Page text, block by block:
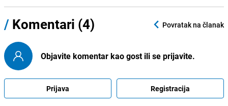
/ Komentari (4) Povratak na članak
Objavite komentar kao gost ili se prijavite.
Prijava Registracija